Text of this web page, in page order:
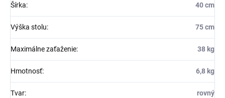
Šírka: 40 cm
Výška stolu: 75 cm
Maximálne zaťaženie: 38 kg
Hmotnosť: 6,8 kg
Tvar: rovný